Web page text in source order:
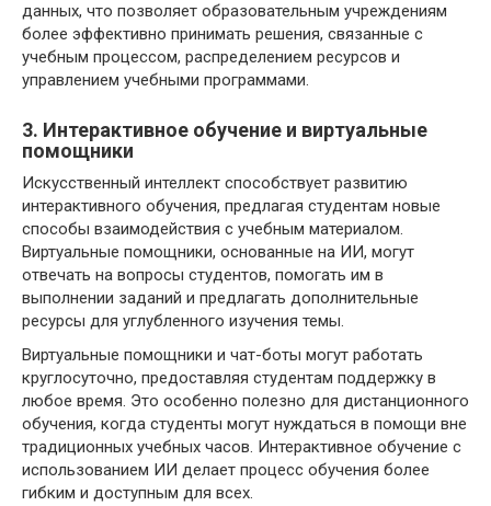
данных, что позволяет образовательным учреждениям
более эффективно принимать решения, связанные с
учебным процессом, распределением ресурсов и
управлением учебными программами.
3. Интерактивное обучение и виртуальные
помощники
Искусственный интеллект способствует развитию
интерактивного обучения, предлагая студентам новые
способы взаимодействия с учебным материалом.
Виртуальные помощники, основанные на ИИ, могут
отвечать на вопросы студентов, помогать им в
выполнении заданий и предлагать дополнительные
ресурсы для углубленного изучения темы.
Виртуальные помощники и чат-боты могут работать
круглосуточно, предоставляя студентам поддержку в
любое время. Это особенно полезно для дистанционного
обучения, когда студенты могут нуждаться в помощи вне
традиционных учебных часов. Интерактивное обучение с
использованием ИИ делает процесс обучения более
гибким и доступным для всех.